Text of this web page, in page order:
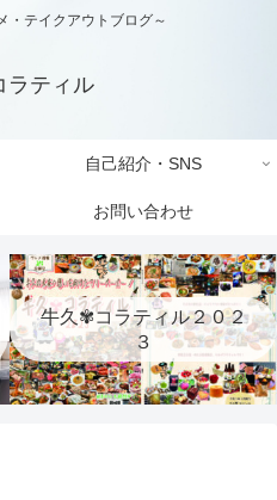
・テイクアウトブログ～
ティル
自己紹介・SNS
お問い合わせ
牛久✾コラティル２０２
３